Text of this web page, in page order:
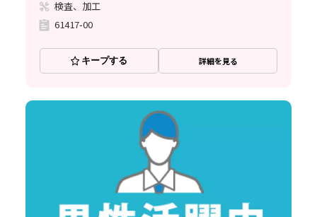
検査、加工
61417-00
キープする 詳細を見る